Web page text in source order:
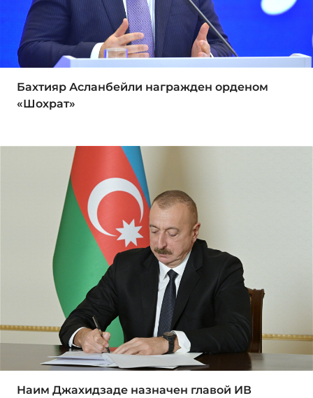
Бахтияр Асланбейли награжден орденом
«Шохрат»
Наим Джахидзаде назначен главой ИВ